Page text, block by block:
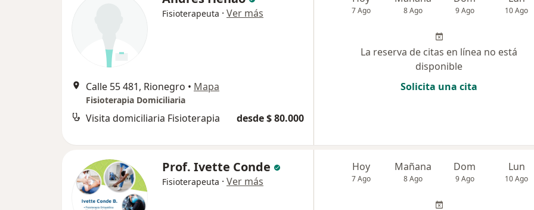
Fisioterapeuta · Ver más
Calle 55 481, Rionegro • Mapa
Fisioterapia Domiciliaria
Visita domiciliaria Fisioterapia desde $ 80.000
7 Ago 8 Ago 9 Ago 10 Ago
La reserva de citas en línea no está
disponible
Solicita una cita
Prof. Ivette Conde
Fisioterapeuta · Ver más
Hoy
7 Ago
Mañana
8 Ago
Dom
9 Ago
Lun
10 Ago